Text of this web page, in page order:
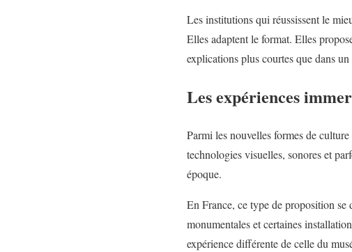
Les institutions qui réussissent le
Elles adaptent le format. Elles
explications plus courtes que dans
Les expériences
Parmi les nouvelles formes de
technologies visuelles, sonores et
époque.
En France, ce type de proposition se
monumentales et certaines
expérience différente de celle du